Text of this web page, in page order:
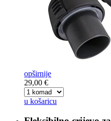
opširnije
29,00 €
u košaricu